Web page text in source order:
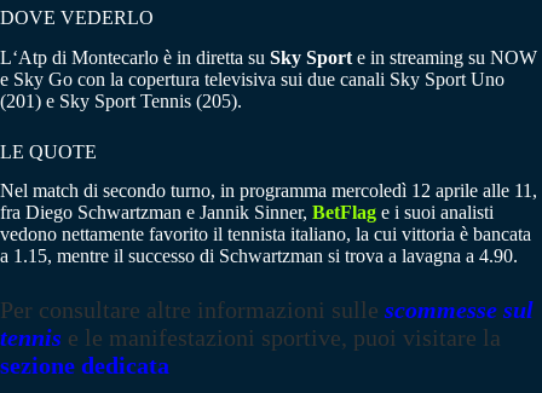
DOVE VEDERLO
L‘Atp di Montecarlo è in diretta su Sky Sport e in streaming su NOW
e Sky Go con la copertura televisiva sui due canali Sky Sport Uno
(201) e Sky Sport Tennis (205).
LE QUOTE
Nel match di secondo turno, in programma mercoledì 12 aprile alle 11,
fra Diego Schwartzman e Jannik Sinner, BetFlag e i suoi analisti
vedono nettamente favorito il tennista italiano, la cui vittoria è bancata
a 1.15, mentre il successo di Schwartzman si trova a lavagna a 4.90.
Per consultare altre informazioni sulle scommesse sul
tennis e le manifestazioni sportive, puoi visitare la
sezione dedicata